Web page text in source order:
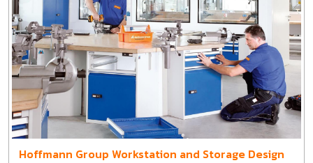
Hoffmann Group Workstation and Storage Design